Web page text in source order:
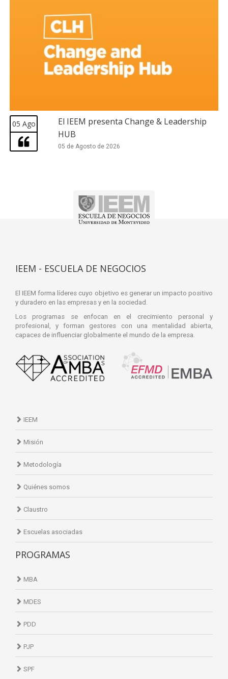
05 Ago
El IEEM presenta Change & Leadership
HUB
05 de Agosto de 2026
IEEM - ESCUELA DE NEGOCIOS
El IEEM forma líderes cuyo objetivo es generar un impacto positivo
y duradero en las empresas y en la sociedad.
Los programas se enfocan en el crecimiento personal y
profesional, y forman gestores con una mentalidad abierta,
capaces de influenciar globalmente el mundo de la empresa.
IEEM
Misión
Metodología
Quiénes somos
Claustro
Escuelas asociadas
PROGRAMAS
MBA
MDES
PDD
PJP
SPF